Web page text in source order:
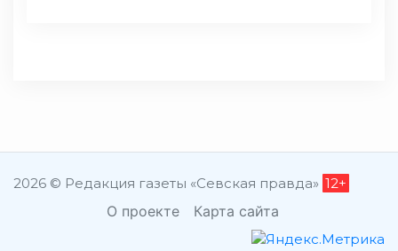
2026 © Редакция газеты «Севская правда» 12+
О проекте Карта сайта